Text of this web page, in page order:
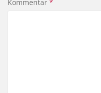
Kommentar *